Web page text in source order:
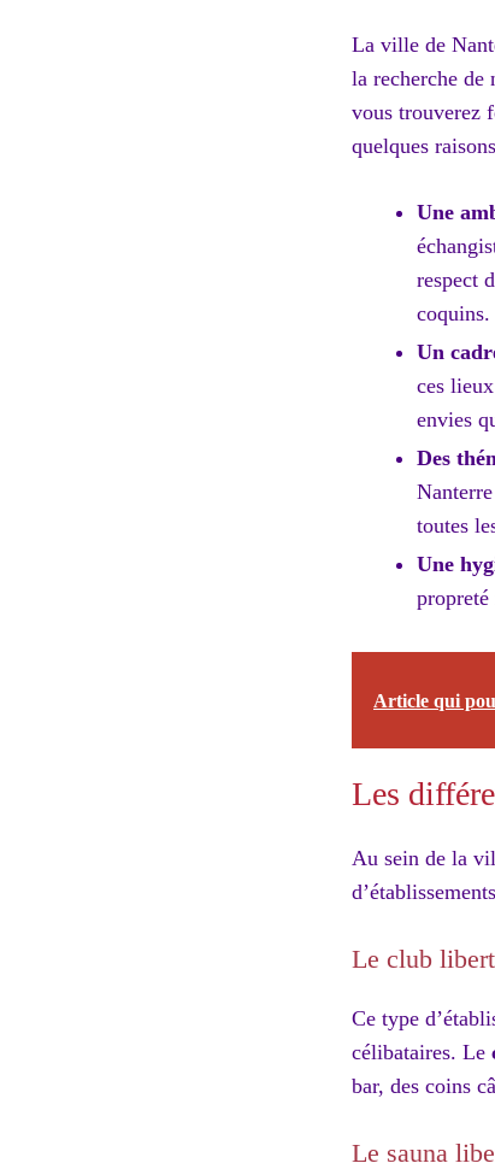
La ville de
la recherche de
vous trouverez
quelques
Une
respect
coquins.
Un
ces
envies
Des
toutes
Une
Article qui
Les
Au sein de la
Le club
Ce type
célibataires. Le
bar, des coins
Le sauna